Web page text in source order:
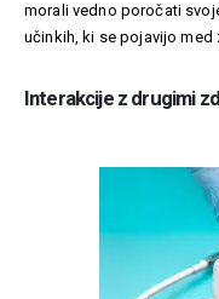
morali vedno poročati
učinkih, ki se pojavijo med
Interakcije z drugimi